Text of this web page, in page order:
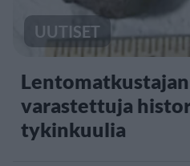
UUTISET
varastettuja
tykinkuulia